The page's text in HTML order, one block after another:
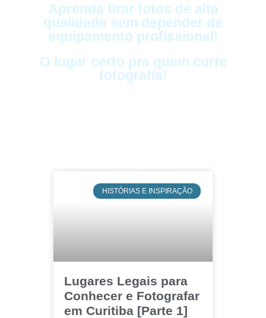
Aprenda tirar fotos de alta
qualidade sem depender de
equipamento profissional!
O lugar certo pra quem curte
fotografia!
HISTÓRIAS E INSPIRAÇÃO
Lugares Legais para
Conhecer e Fotografar
em Curitiba [Parte 1]